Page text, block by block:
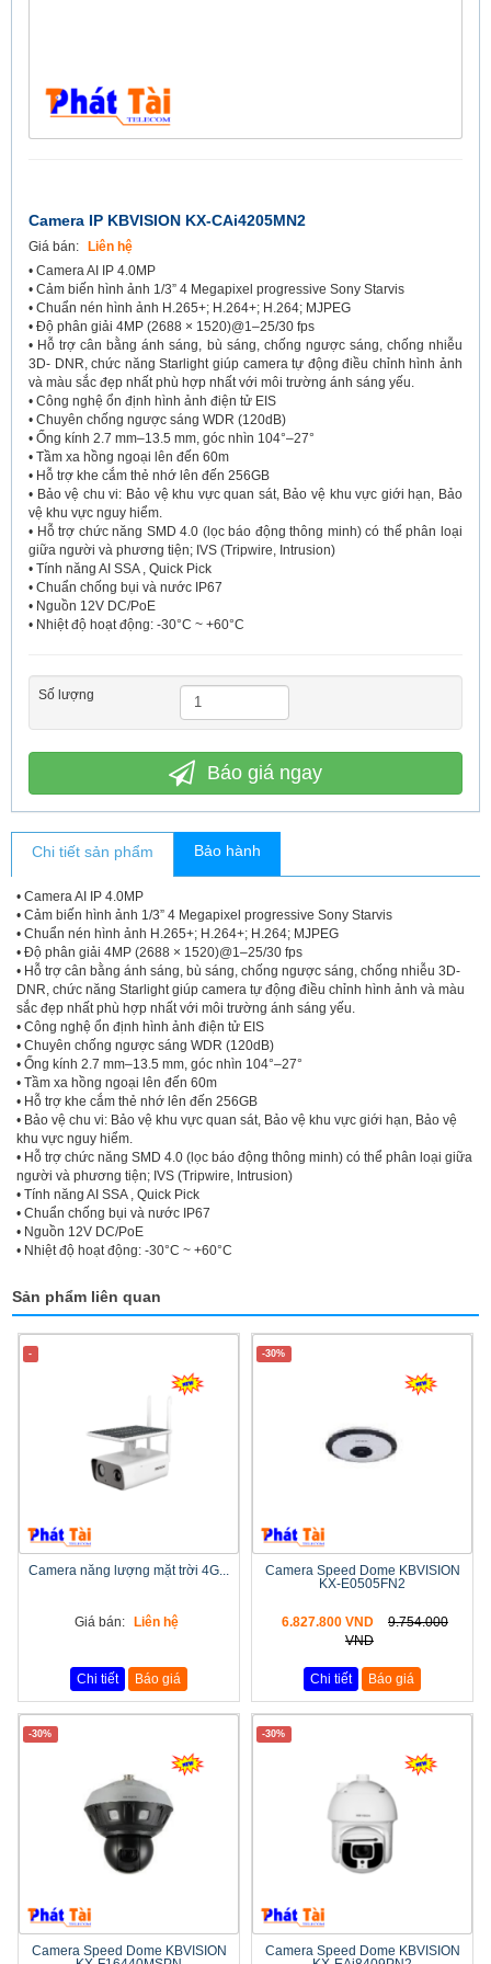
Camera IP KBVISION KX-CAi4205MN2
Giá bán:
Liên hệ
• Camera AI IP 4.0MP
• Cảm biến hình ảnh 1/3” 4 Megapixel progressive Sony Starvis
• Chuẩn nén hình ảnh H.265+; H.264+; H.264; MJPEG
• Độ phân giải 4MP (2688 × 1520)@1–25/30 fps
• Hỗ trợ cân bằng ánh sáng, bù sáng, chống ngược sáng, chống nhiễu
3D- DNR, chức năng Starlight giúp camera tự động điều chỉnh hình ảnh
và màu sắc đẹp nhất phù hợp nhất với môi trường ánh sáng yếu.
• Công nghệ ổn định hình ảnh điện tử EIS
• Chuyên chống ngược sáng WDR (120dB)
• Ống kính 2.7 mm–13.5 mm, góc nhìn 104°–27°
• Tầm xa hồng ngoại lên đến 60m
• Hỗ trợ khe cắm thẻ nhớ lên đến 256GB
• Bảo vệ chu vi: Bảo vệ khu vực quan sát, Bảo vệ khu vực giới hạn, Bảo
vệ khu vực nguy hiểm.
• Hỗ trợ chức năng SMD 4.0 (lọc báo động thông minh) có thể phân loại
giữa người và phương tiện; IVS (Tripwire, Intrusion)
• Tính năng AI SSA , Quick Pick
• Chuẩn chống bụi và nước IP67
• Nguồn 12V DC/PoE
• Nhiệt độ hoạt động: -30°C ~ +60°C
Số lượng
Báo giá ngay
Chi tiết sản phẩm Bảo hành
• Camera AI IP 4.0MP
• Cảm biến hình ảnh 1/3” 4 Megapixel progressive Sony Starvis
• Chuẩn nén hình ảnh H.265+; H.264+; H.264; MJPEG
• Độ phân giải 4MP (2688 × 1520)@1–25/30 fps
• Hỗ trợ cân bằng ánh sáng, bù sáng, chống ngược sáng, chống nhiễu 3D-
DNR, chức năng Starlight giúp camera tự động điều chỉnh hình ảnh và màu
sắc đẹp nhất phù hợp nhất với môi trường ánh sáng yếu.
• Công nghệ ổn định hình ảnh điện tử EIS
• Chuyên chống ngược sáng WDR (120dB)
• Ống kính 2.7 mm–13.5 mm, góc nhìn 104°–27°
• Tầm xa hồng ngoại lên đến 60m
• Hỗ trợ khe cắm thẻ nhớ lên đến 256GB
• Bảo vệ chu vi: Bảo vệ khu vực quan sát, Bảo vệ khu vực giới hạn, Bảo vệ
khu vực nguy hiểm.
• Hỗ trợ chức năng SMD 4.0 (lọc báo động thông minh) có thể phân loại giữa
người và phương tiện; IVS (Tripwire, Intrusion)
• Tính năng AI SSA , Quick Pick
• Chuẩn chống bụi và nước IP67
• Nguồn 12V DC/PoE
• Nhiệt độ hoạt động: -30°C ~ +60°C
Sản phẩm liên quan
-
Camera năng lượng mặt trời 4G...
Giá bán: Liên hệ
Chi tiết Báo giá
-30%
Camera Speed Dome KBVISION
KX-E0505FN2
6.827.800 VND
9.754.000
VND
Chi tiết Báo giá
-30%
Camera Speed Dome KBVISION
-30%
Camera Speed Dome KBVISION